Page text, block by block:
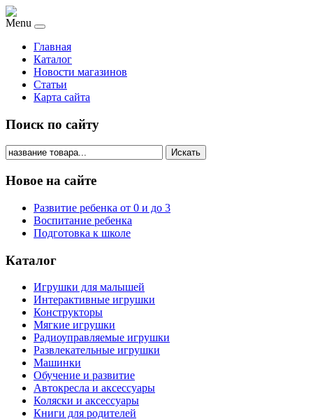
Menu
Главная
Каталог
Новости магазинов
Статьи
Карта сайта
Поиск по сайту
Искать
Новое на сайте
Развитие ребенка от 0 и до 3
Воспитание ребенка
Подготовка к школе
Каталог
Игрушки для малышей
Интерактивные игрушки
Конструкторы
Мягкие игрушки
Радиоуправляемые игрушки
Развлекательные игрушки
Машинки
Обучение и развитие
Автокресла и аксессуары
Коляски и аксессуары
Книги для родителей